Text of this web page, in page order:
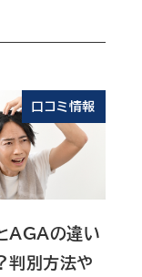
口コミ情報
AGAの違い
判別方法や